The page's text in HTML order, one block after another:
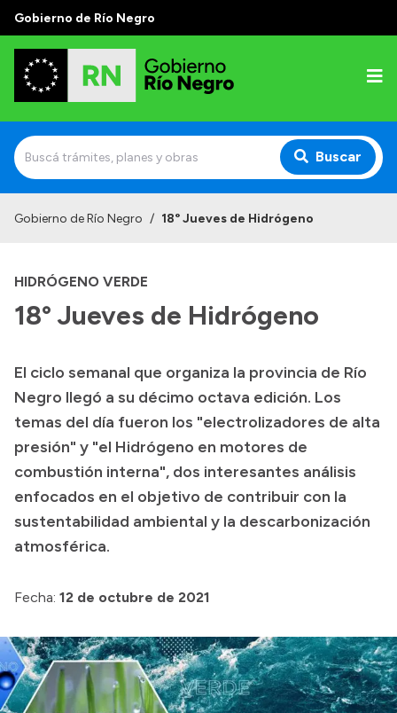
Gobierno de Río Negro
Buscar
Autoridades y Organismos
Casa de Gobierno
Acerca de Río Negro
Historia
Geografía
Invertí en Río Negro
Transparencia
Presupuesto
Boletín Oficial
Compras y licitaciones
Gobierno de Río Negro / 18° Jueves de Hidrógeno
HIDRÓGENO VERDE
18° Jueves de Hidrógeno
El ciclo semanal que organiza la provincia de Río
Negro llegó a su décimo octava edición. Los
temas del día fueron los "electrolizadores de alta
presión" y "el Hidrógeno en motores de
combustión interna", dos interesantes análisis
enfocados en el objetivo de contribuir con la
sustentabilidad ambiental y la descarbonización
atmosférica.
Fecha: 12 de octubre de 2021